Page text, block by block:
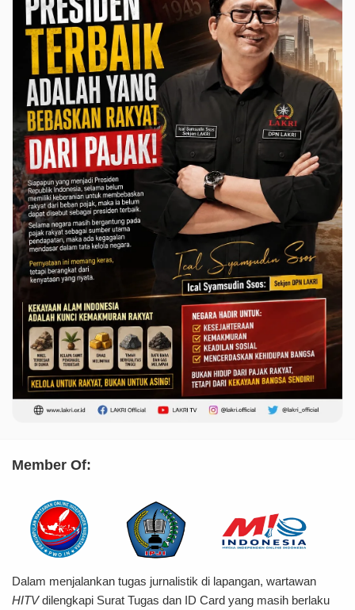
Member Of:
Dalam menjalankan tugas jurnalistik di lapangan, wartawan
HITVdilengkapi Surat Tugas dan ID Card yang masih berlaku